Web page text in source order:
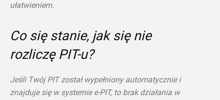
ułatwieniem.
Co się stanie, jak się nie
rozliczę PIT-u?
Jeśli Twój PIT został wypełniony automatycznie i
znajduje się w systemie e-PIT, to brak działania w